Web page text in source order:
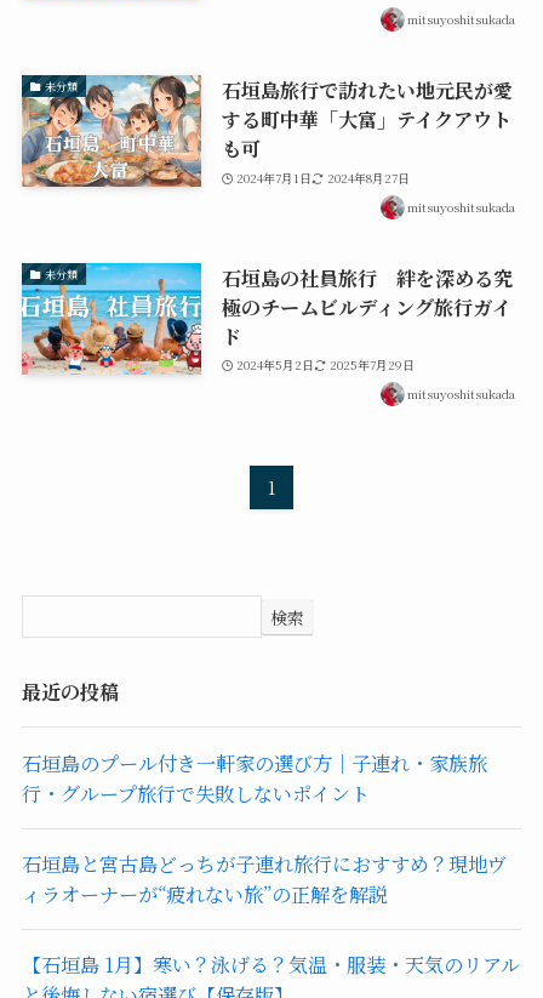
mitsuyoshitsukada
未分類
石垣島旅行で訪れたい地元民が愛
する町中華「大富」テイクアウト
も可
2024年7月1日
2024年8月27日
mitsuyoshitsukada
未分類
石垣島の社員旅行 絆を深める究
極のチームビルディング旅行ガイ
ド
2024年5月2日
2025年7月29日
mitsuyoshitsukada
1
検索
最近の投稿
石垣島のプール付き一軒家の選び方｜子連れ・家族旅
行・グループ旅行で失敗しないポイント
石垣島と宮古島どっちが子連れ旅行におすすめ？現地ヴ
ィラオーナーが“疲れない旅”の正解を解説
【石垣島 1月】寒い？泳げる？気温・服装・天気のリアル